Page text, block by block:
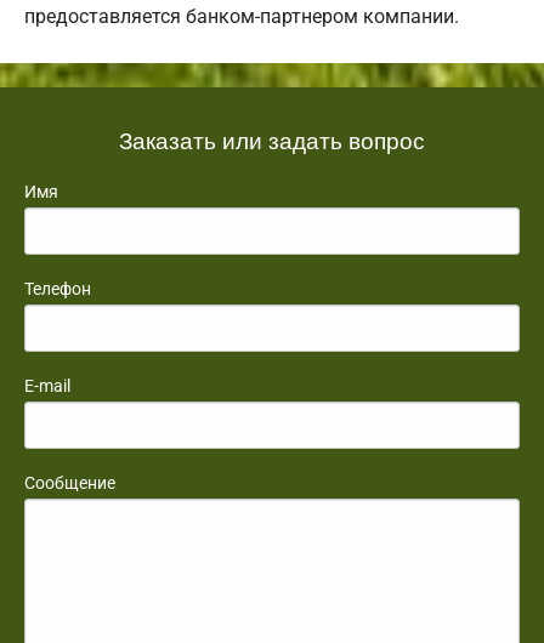
предоставляется банком-партнером компании.
Заказать или задать вопрос
Имя
Телефон
E-mail
Сообщение